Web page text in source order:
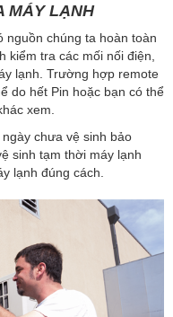
MÁY LẠNH
nguồn chúng ta hoàn toàn
kiểm tra các mối nối điện,
lạnh. Trường hợp remote
do hết Pin hoặc bạn có thể
xem.
chưa vệ sinh bảo
sinh tạm thời máy lạnh
lạnh đúng cách.